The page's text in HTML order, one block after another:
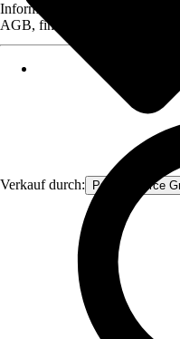
Verkauf durch: Procommerce
Informationen des Verkäufers,
AGB, finden Sie bei Klick auf